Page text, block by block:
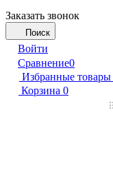
Заказать звонок
Поиск
Войти
Сравнение0
Избранные товары
Корзина 0